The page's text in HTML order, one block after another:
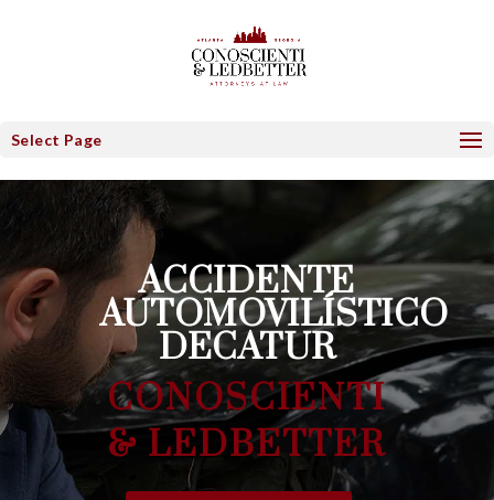
Select Page
ACCIDENTE
AUTOMOVILÍSTICO
DECATUR
CONOSCIENTI
& LEDBETTER